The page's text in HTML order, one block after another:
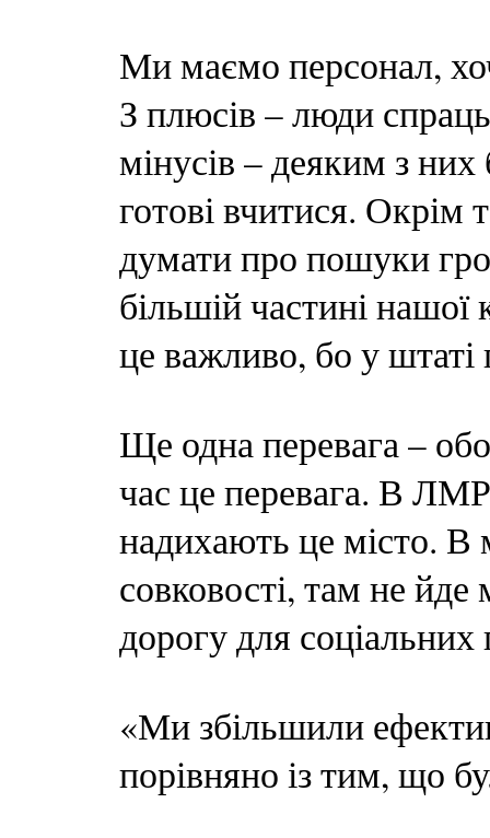
Ми маємо персонал,
З плюсів – люди
мінусів – деяким з
готові вчитися. Окрім
думати про пошуки
більшій частині нашої
це важливо, бо у
Ще одна перевага –
час це перевага. В
надихають це місто. В
совковості, там не йде
дорогу для соціальних
«Ми збільшили
порівняно із тим, що